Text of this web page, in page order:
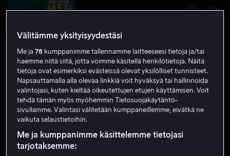
Miehen puolikkaat
Välitämme yksityisyydestäsi
Me ja78 kumppanimme tallennamme laitteeseesi tietoja ja/tai
haemme niitä siitä, jotta voimme käsitellä henkilötietoja. Näitä
tietoja ovat esimerkiksi evästeissä olevat yksilölliset tunnisteet.
Napsauttamalla alla olevaa linkkiä voit hyväksyä tai hallinnoida
valintojasi, kuten kieltää oikeutettujen etujen käyttämisen. Voit
tehdä tämän myös myöhemmin Tietosuojakäytäntö-
sivullamme. Valintasi välitetään kumppaneillemme, eivätkä ne
vaikuta selaustietoihin.
Me ja kumppanimme käsittelemme tietojasi
tarjotaksemme: